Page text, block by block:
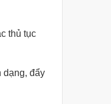
thủ tục
dạng, đẩy